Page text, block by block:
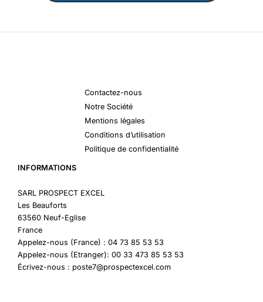
Contactez-nous
Notre Société
Mentions légales
Conditions d’utilisation
Politique de confidentialité
INFORMATIONS
SARL PROSPECT EXCEL
Les Beauforts
63560 Neuf-Eglise
France
Appelez-nous (France) : 04 73 85 53 53
Appelez-nous (Etranger): 00 33 473 85 53 53
Écrivez-nous : poste7@prospectexcel.com